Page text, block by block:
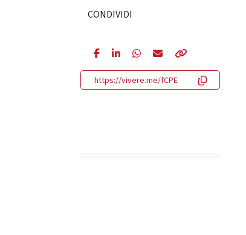
CONDIVIDI
https://vivere.me/fCPE